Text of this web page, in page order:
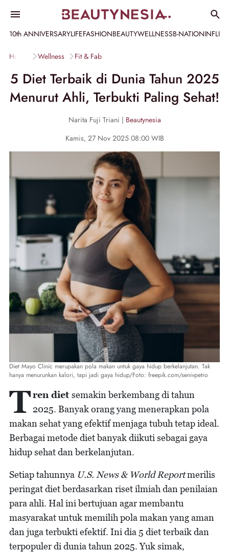
10th ANNIVERSARYLIFEFASHIONBEAUTYWELLNESSB-NATION
Home Wellness Fit & Fab
5 Diet Terbaik di Dunia Tahun 2025
Menurut Ahli, Terbukti Paling Sehat!
Narita Fuji Triani | Beautynesia
Kamis, 27 Nov 2025 08:00 WIB
Diet Mayo Clinic merupakan pola makan untuk gaya hidup berkelanjutan. Tak
hanya menurunkan kalori, tapi jadi gaya hidup/Foto: freepik.com/senivpetro
Tren diet semakin berkembang di tahun
2025. Banyak orang yang menerapkan pola
makan sehat yang efektif menjaga tubuh tetap ideal.
Berbagai metode diet banyak diikuti sebagai gaya
hidup sehat dan berkelanjutan.
Setiap tahunnya U.S. News & World Reportmerilis
peringat diet berdasarkan riset ilmiah dan penilaian
para ahli. Hal ini bertujuan agar membantu
masyarakat untuk memilih pola makan yang aman
dan juga terbukti efektif. Ini dia 5 diet terbaik dan
terpopuler di dunia tahun 2025. Yuk simak,